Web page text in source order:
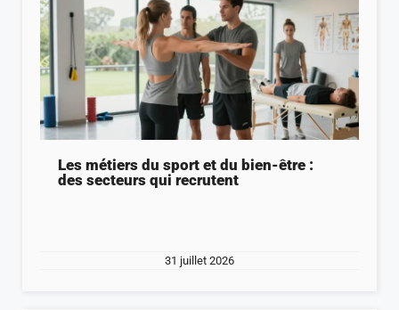
Les métiers du sport et du bien-être :
des secteurs qui recrutent
31 juillet 2026